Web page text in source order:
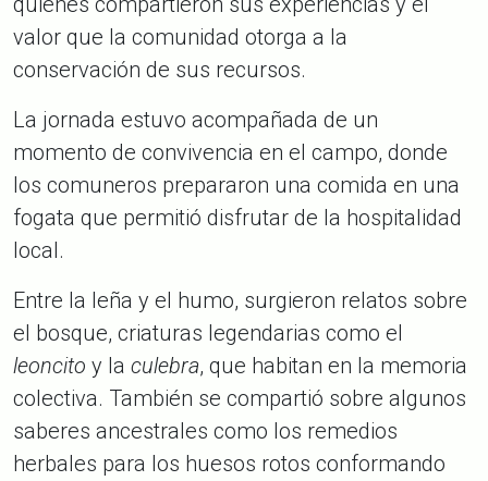
valor que la comunidad otorga a la
conservación de sus recursos.
La jornada estuvo acompañada de un
momento de convivencia en el campo, donde
los comuneros prepararon una comida en una
fogata que permitió disfrutar de la hospitalidad
local.
Entre la leña y el humo, surgieron relatos sobre
el bosque, criaturas legendarias como el
leoncito y la culebra, que habitan en la memoria
colectiva. También se compartió sobre algunos
saberes ancestrales como los remedios
herbales para los huesos rotos conformando